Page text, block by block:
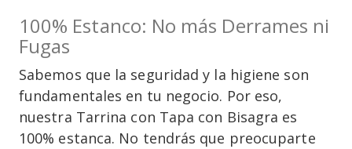
100% Estanco: No más Derrames ni
Fugas
Sabemos que la seguridad y la higiene son
fundamentales en tu negocio. Por eso,
nuestra Tarrina con Tapa con Bisagra es
100% estanca. No tendrás que preocuparte